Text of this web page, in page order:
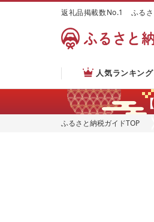
返礼品掲載数No.1 ふるさ
人気ランキング
ふるさと納税ガイドTOP